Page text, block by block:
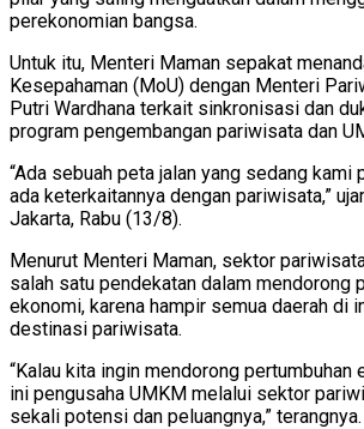
perekonomian bangsa.
Untuk itu, Menteri Maman sepakat
Kesepahaman (MoU) dengan Menteri
Putri Wardhana terkait sinkronisasi dan
program pengembangan pariwisata dan
“Ada sebuah peta jalan yang sedang kami
ada keterkaitannya dengan pariwisata,”
Jakarta, Rabu (13/8).
Menurut Menteri Maman, sektor
salah satu pendekatan dalam mendorong
ekonomi, karena hampir semua daerah di
destinasi pariwisata.
“Kalau kita ingin mendorong pertumbuhan
ini pengusaha UMKM melalui sektor
sekali potensi dan peluangnya,” terangnya.